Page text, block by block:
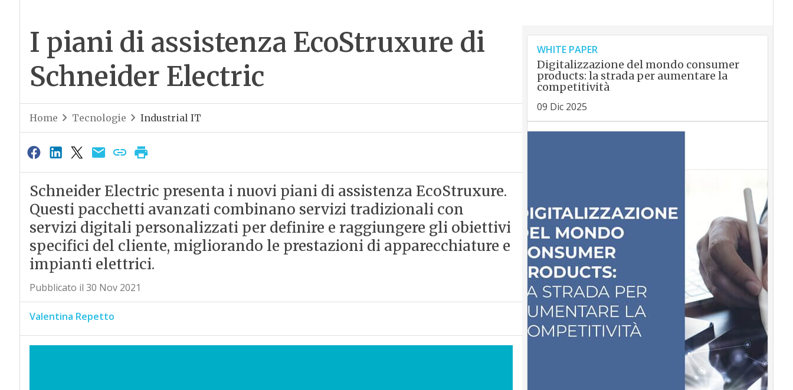
I piani di assistenza EcoStruxure di
Schneider Electric
Home Tecnologie Industrial IT
Schneider Electric presenta i nuovi piani di assistenza EcoStruxure.
Questi pacchetti avanzati combinano servizi tradizionali con
servizi digitali personalizzati per definire e raggiungere gli obiettivi
specifici del cliente, migliorando le prestazioni di apparecchiature e
impianti elettrici.
Pubblicato il 30 Nov 2021
Valentina Repetto
WHITE PAPER
Digitalizzazione del mondo consumer
products: la strada per aumentare la
competitività
09 Dic 2025